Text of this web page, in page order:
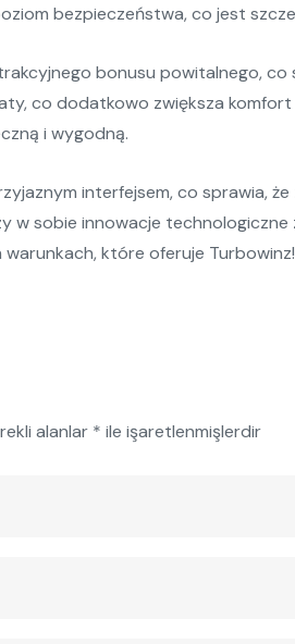
bezpieczeństwa, co jest
bonusu powitalnego,
co dodatkowo zwiększa
i wygodną.
interfejsem, co sprawia,
w sobie innowacje
które oferuje Turbowinz!
alanlar * ile işaretlenmişlerdir